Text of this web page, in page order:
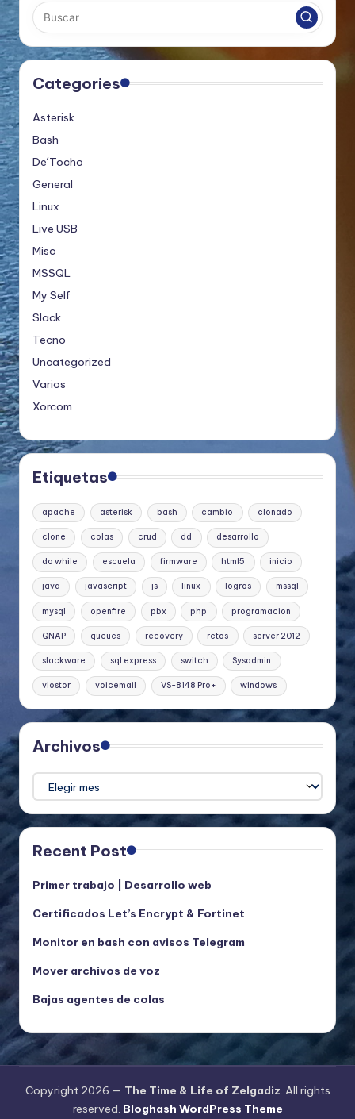
Categories
Asterisk
Bash
De´Tocho
General
Linux
Live USB
Misc
MSSQL
My Self
Slack
Tecno
Uncategorized
Varios
Xorcom
Etiquetas
apache asterisk bash cambio clonado
clone colas crud dd desarrollo
do while escuela firmware html5 inicio
java javascript js linux logros mssql
mysql openfire pbx php programacion
QNAP queues recovery retos server 2012
slackware sql express switch Sysadmin
viostor voicemail VS-8148 Pro+ windows
Archivos
Archivos
Recent Post
Primer trabajo | Desarrollo web
Certificados Let’s Encrypt & Fortinet
Monitor en bash con avisos Telegram
Mover archivos de voz
Bajas agentes de colas
Copyright 2026 — The Time & Life of Zelgadiz. All rights
reserved. Bloghash WordPress Theme